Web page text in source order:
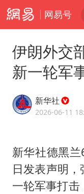
网易号
伊朗外交
新一轮军
新华社
2026-06-11
新华社德黑
日发表声明
一轮军事打